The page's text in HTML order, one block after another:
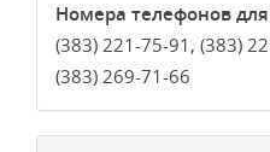
Номера телефонов
(383) 221-75-91, (383)
(383) 269-71-66